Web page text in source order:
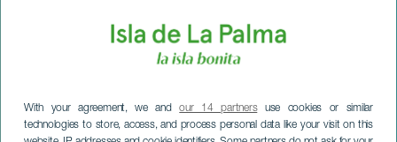
With your agreement, we andour 14 partnersuse cookies or similar
technologies to store, access, and process personal data like your visit on this